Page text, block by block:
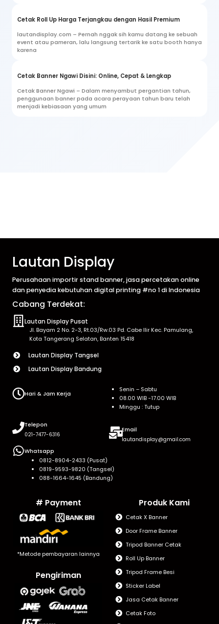
Cetak Roll Up Harga Terjangkau dengan Hasil Premium
lautandisplay.com – Pernah nggak sih kamu datang ke sebuah
event atau pameran, lalu langsung tertarik ke satu booth hanya
karena
Cetak Banner Ngawi Disini: Online, Cepat & Lengkap
Cetak Banner Ngawi – Dalam menyambut pergantian tahun,
penggunaan banner pada acara perayaan tahun baru telah
menjadi kebiasaan yang umum
Lautan Display
Perusahaan importir stand banner, jasa percetakan online
dan penyedia kebutuhan digital printing #no 1 di Indonesia
Cabang Terdekat:
Lautan Display Pusat
Jl. Bayam 2 No. 2-3, Rt.03/Rw.03 Pd. Cabe Ilir Kec. Pamulang,
Kota Tangerang Selatan, Banten 15418
Lautan Display Tangsel
Lautan Display Bandung
Hari & Jam Kerja
Senin – Sabtu
08.00 WIB -17.00 WIB
Minggu : Tutup
Telepon
021-7477-6316
Email
lautandisplay@gmail.com
Whatsapp
0812-8904-2433 (Pusat)
0819-9593-9820 (Tangsel)
088-1664-1645 (Bandung)
# Payment
*Metode pembayaran lainnya
Pengiriman
Produk Kami
Cetak X Banner
Door Frame Banner
Tripod Banner Cetak
Roll Up Banner
Tripod Frame Besi
Sticker Label
Jasa Cetak Banner
Cetak Foto